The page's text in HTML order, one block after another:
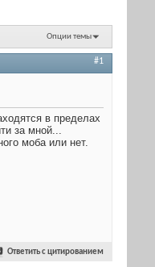
Опции темы
#1
в пределах
за мной...
моба или нет.
Ответить с цитированием